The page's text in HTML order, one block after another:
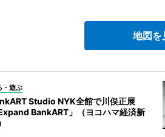
地図を
・遊ぶ
Studio NYK全館で川俣正展
Expand BankART」（ヨコハマ経済新